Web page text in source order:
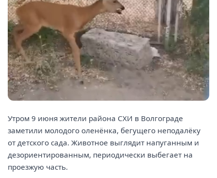
Утром 9 июня жители района СХИ в Волгограде
заметили молодого оленёнка, бегущего неподалёку
от детского сада. Животное выглядит напуганным и
дезориентированным, периодически выбегает на
проезжую часть.